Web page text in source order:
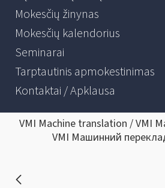
Mokesčių žinynas
Mokesčių kalendorius
Seminarai
Tarptautinis apmokestinimas
Kontaktai / Apklausa
VMI Machine translation / VMI
VMI Машинний